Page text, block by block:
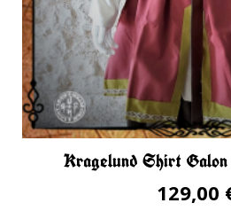
Kragelund Shirt
129,00